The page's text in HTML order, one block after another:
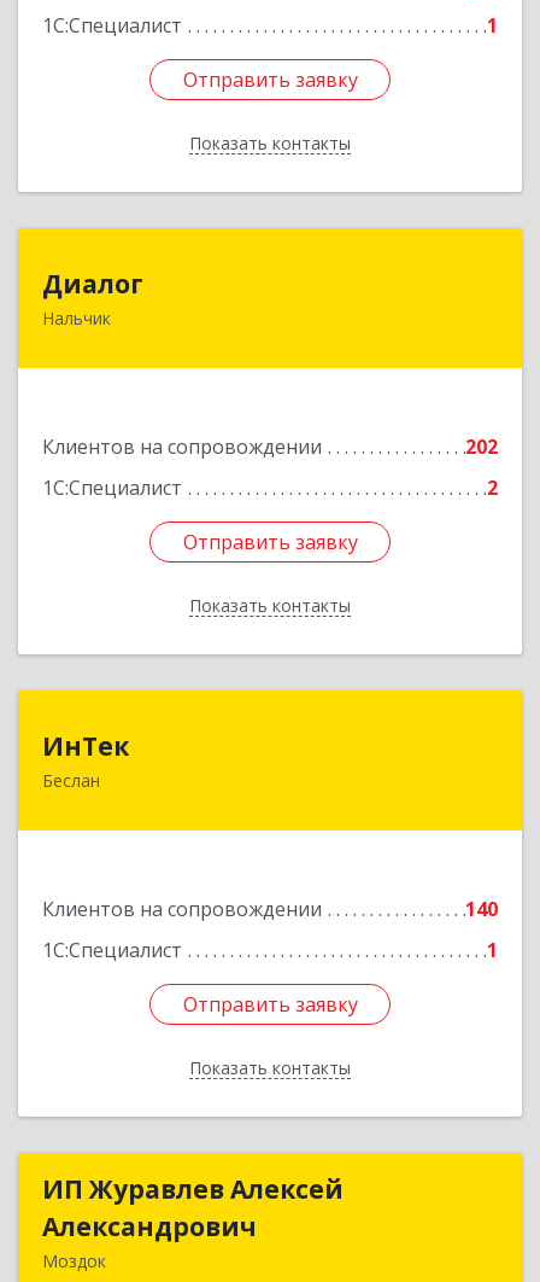
1С:Специалист
1
Отправить заявку
Показать контакты
Отправить заявку
Назад
Диалог
Нальчик
Клиентов на сопровождении
202
1С:Специалист
2
Отправить заявку
Показать контакты
360016, Кабардино-Балкарская Респ, Нальчик г,
Отправить заявку
Назад
ИнТек
Беслан
Клиентов на сопровождении
140
1С:Специалист
1
Отправить заявку
Показать контакты
Подробнее
Отправить заявку
Назад
ИП Журавлев Алексей
Александрович
Моздок
ИП Журавлев Алексей